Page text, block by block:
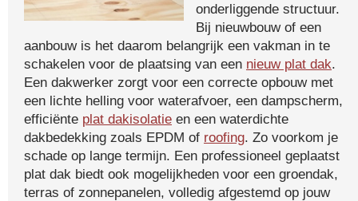
onderliggende structuur.
Bij nieuwbouw of een
aanbouw is het daarom belangrijk een vakman in te
schakelen voor de plaatsing van een nieuw plat dak.
Een dakwerker zorgt voor een correcte opbouw met
een lichte helling voor waterafvoer, een dampscherm,
efficiënte plat dakisolatie en een waterdichte
dakbedekking zoals EPDM of roofing. Zo voorkom je
schade op lange termijn. Een professioneel geplaatst
plat dak biedt ook mogelijkheden voor een groendak,
terras of zonnepanelen, volledig afgestemd op jouw